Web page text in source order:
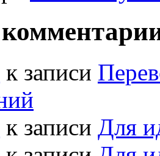
к записи
к записи Для